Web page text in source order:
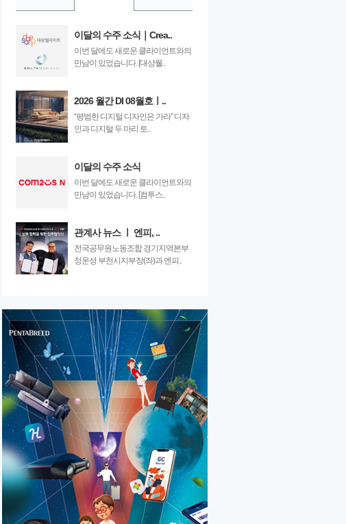
이달의 수주 소식｜Crea..
이번 달에도 새로운 클라이언트와의
만남이 있었습니다. [대상웰..
2026 월간 DI 08월호ㅣ..
“평범한 디지털 디자인은 가라” 디자
인과 디지털 두 마리 토..
이달의 수주 소식
이번 달에도 새로운 클라이언트와의
만남이 있었습니다. [컴투스..
관계사 뉴스 ㅣ 엔피, ..
전국공무원노동조합 경기지역본부
정운성 부천시지부장(좌)과 엔피..